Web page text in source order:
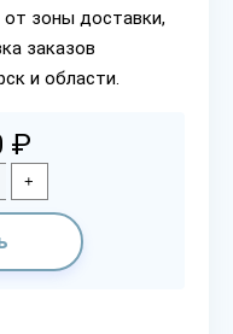
от зоны доставки,
заказов
и области.
₽
+